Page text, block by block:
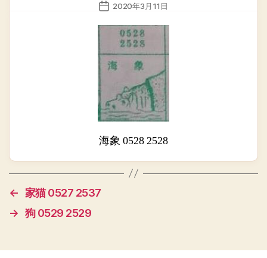
发
日
2020年3月11日
海象 0528 2528
← 家猫 0527 2537
→ 狗 0529 2529